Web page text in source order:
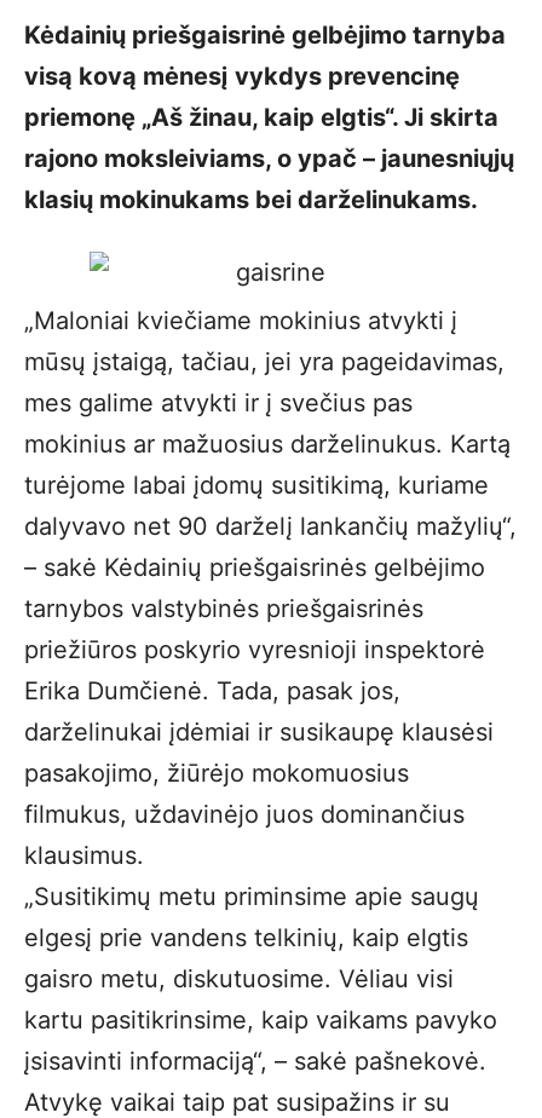
Kėdainių priešgaisrinė gelbėjimo tarnyba
visą kovą mėnesį vykdys prevencinę
priemonę „Aš žinau, kaip elgtis“. Ji skirta
rajono moksleiviams, o ypač – jaunesniųjų
klasių mokinukams bei darželinukams.
„Maloniai kviečiame mokinius atvykti į
mūsų įstaigą, tačiau, jei yra pageidavimas,
mes galime atvykti ir į svečius pas
mokinius ar mažuosius darželinukus. Kartą
turėjome labai įdomų susitikimą, kuriame
dalyvavo net 90 darželį lankančių mažylių“,
– sakė Kėdainių priešgaisrinės gelbėjimo
tarnybos valstybinės priešgaisrinės
priežiūros poskyrio vyresnioji inspektorė
Erika Dumčienė. Tada, pasak jos,
darželinukai įdėmiai ir susikaupę klausėsi
pasakojimo, žiūrėjo mokomuosius
filmukus, uždavinėjo juos dominančius
klausimus.
„Susitikimų metu priminsime apie saugų
elgesį prie vandens telkinių, kaip elgtis
gaisro metu, diskutuosime. Vėliau visi
kartu pasitikrinsime, kaip vaikams pavyko
įsisavinti informaciją“, – sakė pašnekovė.
Atvykę vaikai taip pat susipažins ir su